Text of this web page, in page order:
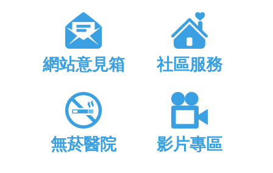
網站意見箱 社區服務
無菸醫院 影片專區